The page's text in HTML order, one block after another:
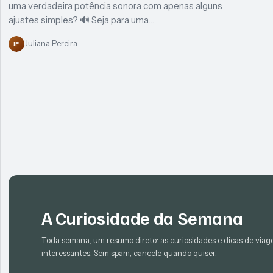
uma verdadeira potência sonora com apenas alguns
ajustes simples? 🔊 Seja para uma…
JP Juliana Pereira
A Curiosidade da Semana
Toda semana, um resumo direto: as curiosidades e dicas de
interessantes. Sem spam, cancele quando quiser.